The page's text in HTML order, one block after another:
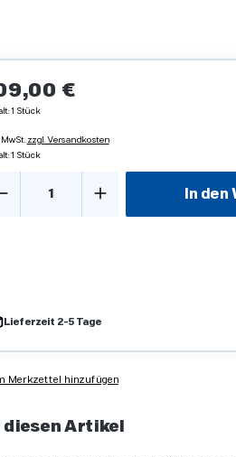
Preis:
€
1 Stück
MwSt. zzgl. Versandkosten
1 Stück
Anzahl: Gib In den
Lieferzeit 2-5 Tage
Merkzettel hinzufügen
diesen Artikel